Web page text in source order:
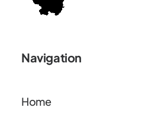
Navigation
Home